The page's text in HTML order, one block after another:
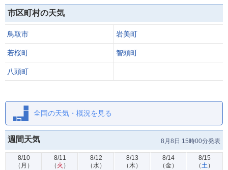
市区町村の天気
鳥取市 岩美町
若桜町 智頭町
八頭町
全国の天気・概況を見る
週間天気 8月8日 15時00分発表
8/10
（ 月 ）
8/11
（ 火 ）
8/12
（水）
8/13
（木）
8/14
（金）
8/15
（土）